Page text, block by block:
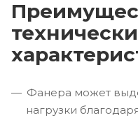
Фанера может
нагрузки